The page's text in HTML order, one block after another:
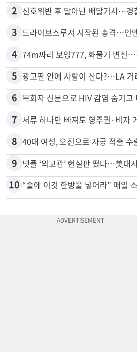
2
3 드라이브스루서 시작된 총격…인
4
5 광고판 안에 사람이 산다?…LA 거
6 목회자 신분으로 HIV 감염 숨기고
7
8 40대 여성, 오진으로 자궁 적출 수
9
10